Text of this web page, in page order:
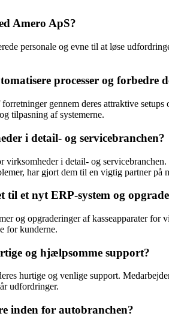
Amero ApS?
personale og evne til at løse
processer og forbedre
gennem deres attraktive
tilpasning af systemerne.
i detail- og servicebranchen?
i detail- og
har gjort dem til en vigtig partner på
et nyt ERP-system og
og opgraderinger af kasseapparater
for kunderne.
og hjælpsomme support?
hurtige og venlige support.
udfordringer.
inden for autobranchen?